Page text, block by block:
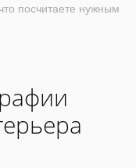
посчитаете нужным